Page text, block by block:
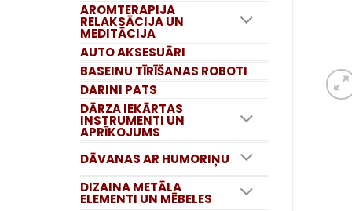
AROMTERAPIJA
RELAKSĀCIJA UN
MEDITĀCIJA
AUTO AKSESUĀRI
BASEINU TĪRĪŠANAS ROBOTI
DARINI PATS
DĀRZA IEKĀRTAS
INSTRUMENTI UN
APRĪKOJUMS
DĀVANAS AR HUMORIŅU
DIZAINA METĀLA
ELEMENTI UN MĒBELES